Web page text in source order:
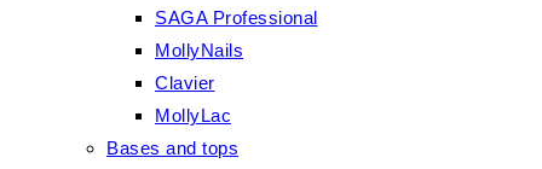
SAGA Professional
MollyNails
Clavier
MollyLac
Bases and tops